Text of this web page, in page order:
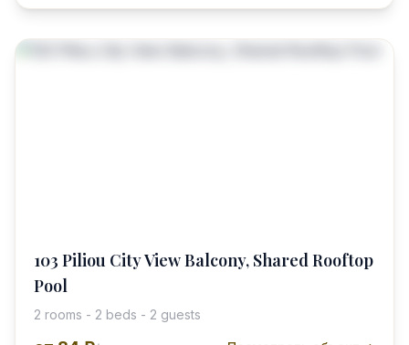
103 Piliou City View Balcony, Shared Rooftop
Pool
2 rooms - 2 beds - 2 guests